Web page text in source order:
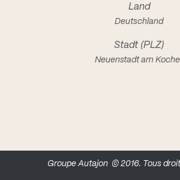
Deutschland
Neuenstadt am
Groupe Autajon © 2016. Tous